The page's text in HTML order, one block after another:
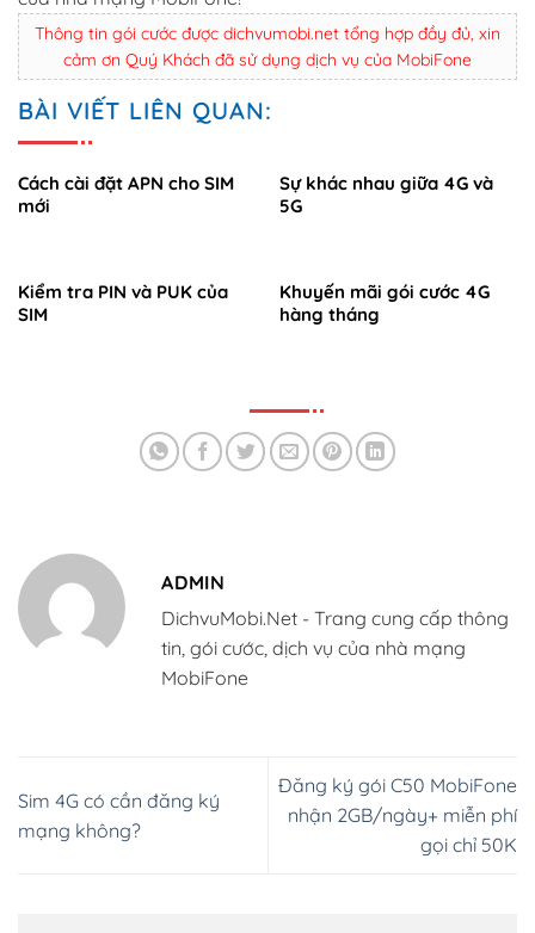
Thông tin gói cước được dichvumobi.net tổng hợp đầy đủ, xin
cảm ơn Quý Khách đã sử dụng dịch vụ của MobiFone
BÀI VIẾT LIÊN QUAN:
Cách cài đặt APN cho SIM
mới
Sự khác nhau giữa 4G và
5G
Kiểm tra PIN và PUK của
SIM
Khuyến mãi gói cước 4G
hàng tháng
ADMIN
DichvuMobi.Net - Trang cung cấp thông
tin, gói cước, dịch vụ của nhà mạng
MobiFone
Sim 4G có cần đăng ký
mạng không?
Đăng ký gói C50 MobiFone
nhận 2GB/ngày+ miễn phí
gọi chỉ 50K